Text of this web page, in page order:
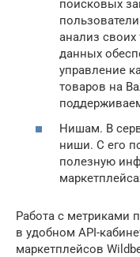
поисковых
анализ своих
данных
управление
товаров на
Нишам. В
ниши. С его
полезную
Работа с метриками
в удобном API-
маркетплейсов